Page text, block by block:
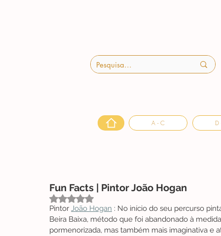
A - C D
Fun Facts | Pintor João Hogan
Avaliado com NaN de 5 estrelas.
Pintor João Hogan : No início do seu percurso
Beira Baixa, método que foi abandonado à
pormenorizada, mas também mais imaginativa e